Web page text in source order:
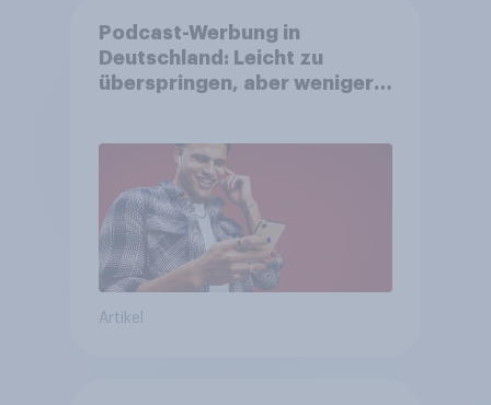
Podcast-Werbung in
Deutschland: Leicht zu
überspringen, aber weniger
Artikel